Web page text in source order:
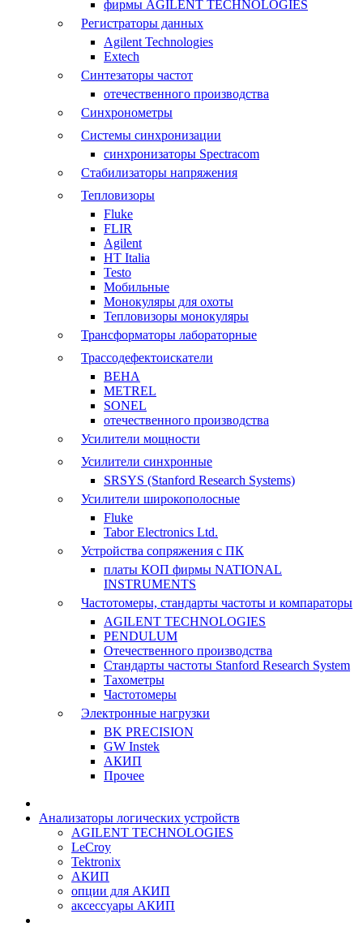
фирмы AGILENT TECHNOLOGIES
Регистраторы данных
Agilent Technologies
Extech
Синтезаторы частот
отечественного производства
Синхронометры
Системы синхронизации
синхронизаторы Spectracom
Стабилизаторы напряжения
Тепловизоры
Fluke
FLIR
Agilent
HT Italia
Testo
Мобильные
Монокуляры для охоты
Тепловизоры монокуляры
Трансформаторы лабораторные
Трассодефектоискатели
BEHA
METREL
SONEL
отечественного производства
Усилители мощности
Усилители синхронные
SRSYS (Stanford Research Systems)
Усилители широкополосные
Fluke
Tabor Electronics Ltd.
Устройства сопряжения с ПК
платы КОП фирмы NATIONAL
INSTRUMENTS
Частотомеры, стандарты частоты и компараторы
AGILENT TECHNOLOGIES
PENDULUM
Отечественного производства
Стандарты частоты Stanford Research System
Тахометры
Частотомеры
Электронные нагрузки
BK PRECISION
GW Instek
АКИП
Прочее
Анализаторы логических устройств
AGILENT TECHNOLOGIES
LeCroy
Tektronix
АКИП
опции для АКИП
аксессуары АКИП